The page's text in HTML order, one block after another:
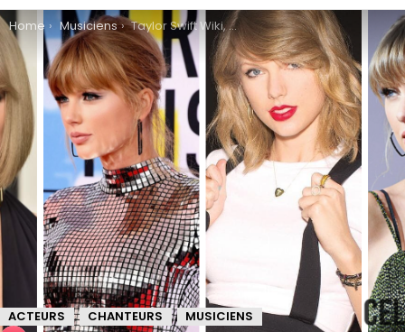
You are here:
Home Musiciens Taylor Swift Wiki, Biographie, Age, Taille, Mariage, Famille & Informations
ACTEURS , CHANTEURS , MUSICIENS